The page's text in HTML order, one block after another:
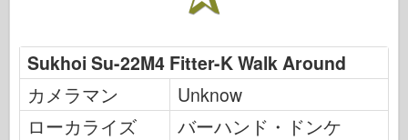
Sukhoi Su-22M4 Fitter-K Walk Around
カメラマン
Unknow
ローカライズ
バーハンド・ドンケ